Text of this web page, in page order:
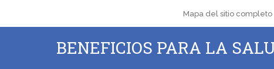
Mapa del sitio completo
BENEFICIOS PARA LA